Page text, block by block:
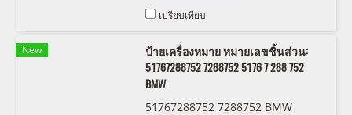
เปรียบเทียบ
New
ป้ายเครื่องหมาย หมายเลขชิ้นส่วน:
51767288752 7288752 5176 7 288 752
BMW
51767288752 7288752 BMW